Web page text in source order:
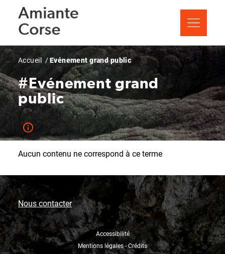
contenu
Fil
d'Ariane
Accueil Evénement grand public
#Evénement grand
public
Aucun contenu ne correspond à ce terme
Nous contacter
Accessibilité
Mentions légales - Crédits
Panneau de gestion des cookies